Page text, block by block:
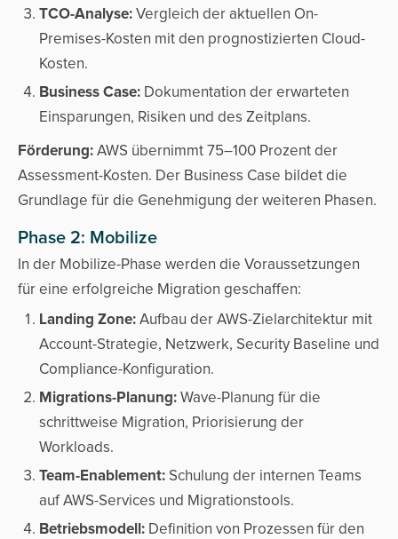
TCO-Analyse: Vergleich der aktuellen On-
Premises-Kosten mit den prognostizierten Cloud-
Kosten.
Business Case: Dokumentation der erwarteten
Einsparungen, Risiken und des Zeitplans.
Förderung: AWS übernimmt 75–100 Prozent der
Assessment-Kosten. Der Business Case bildet die
Grundlage für die Genehmigung der weiteren Phasen.
Phase 2: Mobilize
In der Mobilize-Phase werden die Voraussetzungen
für eine erfolgreiche Migration geschaffen:
Landing Zone: Aufbau der AWS-Zielarchitektur mit
Account-Strategie, Netzwerk, Security Baseline und
Compliance-Konfiguration.
Migrations-Planung: Wave-Planung für die
schrittweise Migration, Priorisierung der
Workloads.
Team-Enablement: Schulung der internen Teams
auf AWS-Services und Migrationstools.
Betriebsmodell: Definition von Prozessen für den